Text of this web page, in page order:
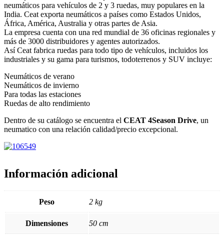
neumáticos para vehículos de 2 y 3 ruedas, muy populares en la
India. Ceat exporta neumáticos a países como Estados Unidos,
África, América, Australia y otras partes de Asia.
La empresa cuenta con una red mundial de 36 oficinas regionales y
más de 3000 distribuidores y agentes autorizados.
Así Ceat fabrica ruedas para todo tipo de vehículos, incluidos los
industriales y su gama para turismos, todoterrenos y SUV incluye:
Neumáticos de verano
Neumáticos de invierno
Para todas las estaciones
Ruedas de alto rendimiento
Dentro de su catálogo se encuentra el CEAT 4Season Drive, un
neumatico con una relación calidad/precio excepcional.
Información adicional
Peso 2 kg
Dimensiones 50 cm